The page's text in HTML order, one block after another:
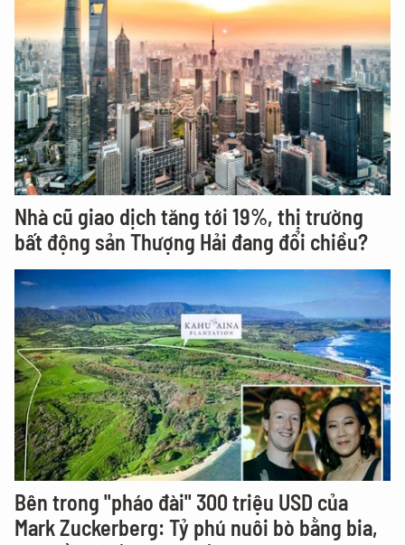
Nhà cũ giao dịch tăng tới 19%, thị trường
bất động sản Thượng Hải đang đổi chiều?
Bên trong "pháo đài" 300 triệu USD của
Mark Zuckerberg: Tỷ phú nuôi bò bằng bia,